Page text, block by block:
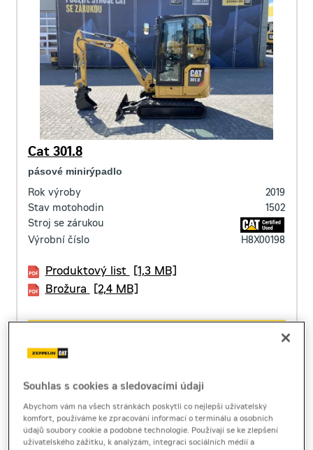
Cat 301.8
pásové minirýpadlo
Rok výroby
2019
Stav motohodin
1502
Stroj se zárukou
Výrobní číslo
H8X00198
Produktový list
[1,3 MB]
Brožura
[2,4 MB]
Souhlas s cookies a sledovacími údaji
Abychom vám na všech stránkách poskytli co nejlepší uživatelský
komfort, používáme ke zpracování informací o terminálu a osobních
údajů soubory cookie a podobné technologie. Používají se ke zlepšení
uživatelského zážitku, k analýzám, integraci sociálních médií a